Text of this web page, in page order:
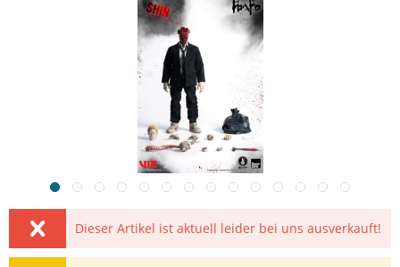
Dieser Artikel ist aktuell leider bei uns ausverkauft!